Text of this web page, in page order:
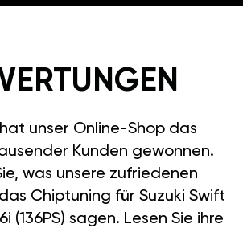
unser Online-Shop das
Kunden gewonnen.
was unsere zufriedenen
Chiptuning für Suzuki Swift
(136PS) sagen. Lesen Sie ihre